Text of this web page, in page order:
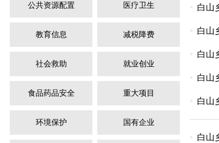
公共资源配置 医疗卫生
教育信息 减税降费
社会救助 就业创业
食品药品安全 重大项目
环境保护 国有企业
白山
白山
白山
白山
白山
白山